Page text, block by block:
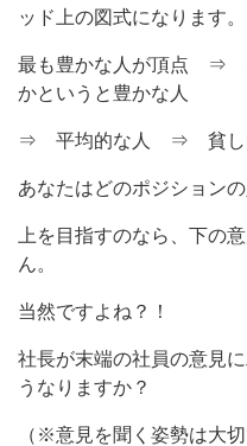
ッド上の図式になります。
最も豊かな人が頂点 ⇒
かというと豊かな人
⇒ 平均的な人 ⇒ 貧し
あなたはどのポジション
上を目指すのなら、下の
ん。
当然ですよね？！
社長が末端の社員の意見
うなりますか？
（※意見を聞く姿勢は大切